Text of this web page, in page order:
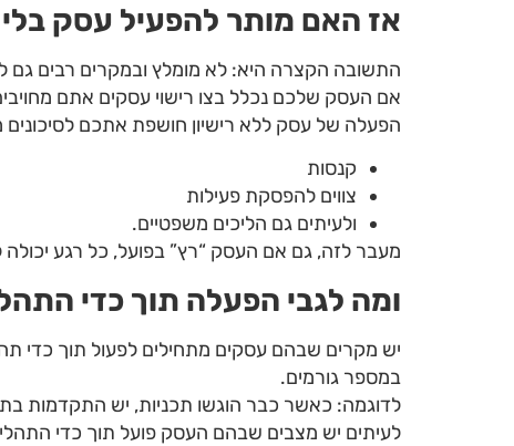
אז האם מותר להפעיל עסק בלי
התשובה הקצרה היא: לא מומלץ ובמקרים רבים גם
אם העסק שלכם נכלל בצו רישוי עסקים אתם
הפעלה של עסק ללא רישיון חושפת אתכם לסיכונים
קנסות
צווים להפסקת פעילות
ולעיתים גם הליכים משפטיים.
מעבר לזה, גם אם העסק “רץ” בפועל, כל רגע
ומה לגבי הפעלה תוך כדי
יש מקרים שבהם עסקים מתחילים לפעול תוך כדי
במספר גורמים.
לדוגמה: כאשר כבר הוגשו תכניות, יש התקדמות
לעיתים יש מצבים שבהם העסק פועל תוך כדי